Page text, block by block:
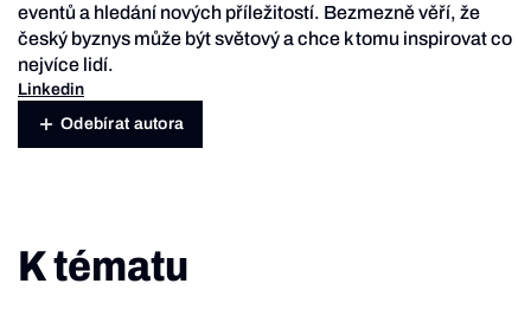
eventů a hledání nových příležitostí. Bezmezně věří, že
český byznys může být světový a chce k tomu inspirovat co
nejvíce lidí.
Linkedin
Odebírat autora
K tématu